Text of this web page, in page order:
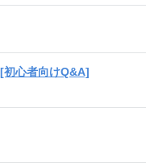
初心者向けQ&A]